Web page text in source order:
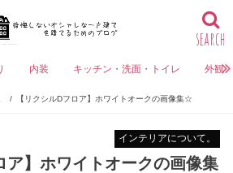
search
内装 キッチン・洗面・トイレ 外観
【リクシルDフロア】ホワイトオークの画像集☆
インテリアについて。
ア】ホワイトオークの画像集